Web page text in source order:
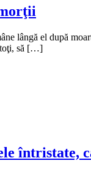
lângă el după
toţi, să […]
întristate,